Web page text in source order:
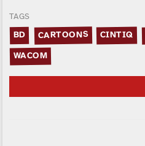
TAGS
BD CARTOONS CINTIQ
WACOM